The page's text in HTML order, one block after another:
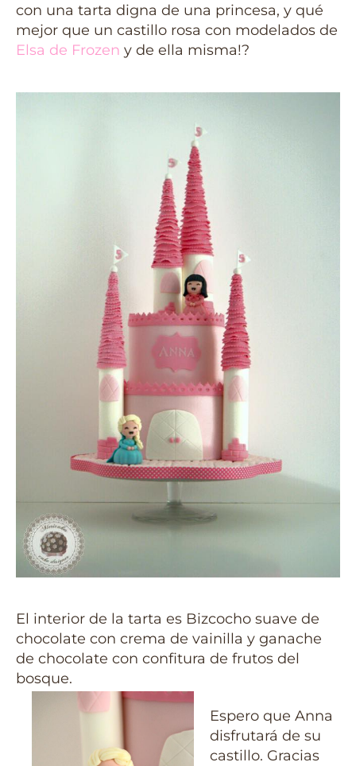
con una tarta digna de una princesa, y qué
mejor que un castillo rosa con modelados de
Elsa de Frozen y de ella misma!?
El interior de la tarta es Bizcocho suave de
chocolate con crema de vainilla y ganache
de chocolate con confitura de frutos del
bosque.
Espero que Anna
disfrutará de su
castillo. Gracias